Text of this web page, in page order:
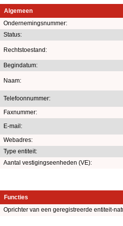
Algemeen
Ondernemingsnummer:
Status:
Rechtstoestand:
Begindatum:
Naam:
Telefoonnummer:
Faxnummer:
E-mail:
Webadres:
Type entiteit:
Aantal vestigingseenheden (VE):
Functies
Oprichter van een geregistreerde entiteit-